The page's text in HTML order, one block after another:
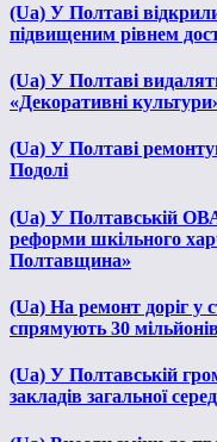
(Ua) У Полтаві
підвищеним рівнем
(Ua) У Полтаві
«Декоративні
(Ua) У Полтаві
Подолі
(Ua) У Полтавській
реформи шкільного
Полтавщина»
(Ua) На ремонт доріг у
спрямують 30
(Ua) У Полтавській
закладів загальної